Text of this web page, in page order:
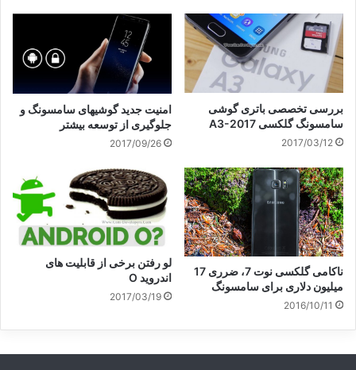
بررسی تخصصی باتری گوشی
سامسونگ گلکسی A3-2017
2017/03/12
امنیت جدید گوشیهای سامسونگ و
جلوگیری از توسعه بیشتر
2017/09/26
ناکامی گلکسی نوت 7، ضرری 17
میلیون دلاری برای سامسونگ
2016/10/11
لو رفتن برخی از قابلیت های
اندروید O
2017/03/19